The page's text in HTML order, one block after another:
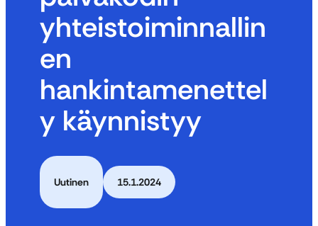
yhteistoiminnallin
en
hankintamenettel
y käynnistyy
Uutinen 15.1.2024